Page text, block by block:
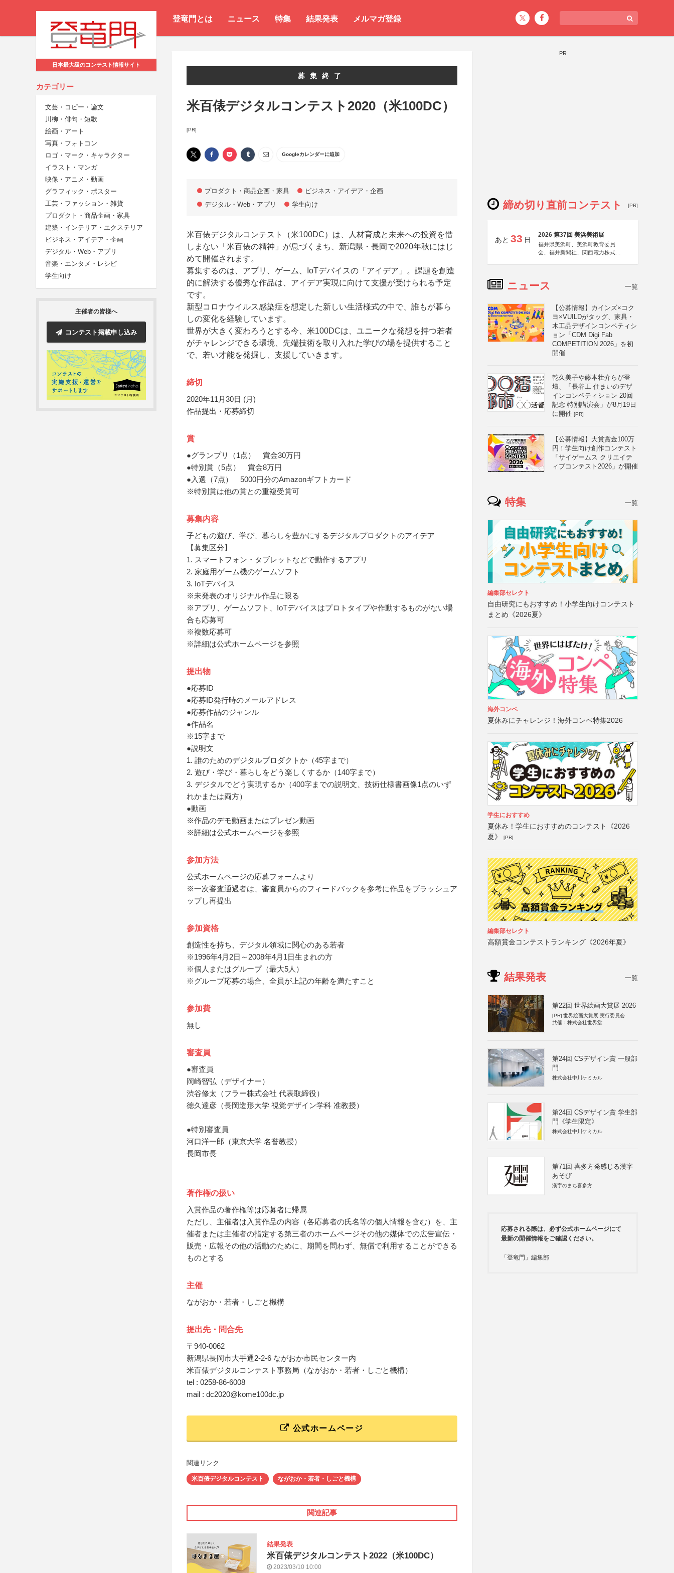
登竜門とは ニュース 特集 結果発表 メルマガ登録
日本最大級のコンテスト情報サイト
カテゴリー
文芸・コピー・論文
川柳・俳句・短歌
絵画・アート
写真・フォトコン
ロゴ・マーク・キャラクター
イラスト・マンガ
映像・アニメ・動画
グラフィック・ポスター
工芸・ファッション・雑貨
プロダクト・商品企画・家具
建築・インテリア・エクステリア
ビジネス・アイデア・企画
デジタル・Web・アプリ
音楽・エンタメ・レシピ
学生向け
主催者の皆様へ
コンテスト掲載申し込み
募集終了
米百俵デジタルコンテスト2020（米100DC）
[PR]
Googleカレンダーに追加
プロダクト・商品企画・家具
ビジネス・アイデア・企画
デジタル・Web・アプリ
学生向け
米百俵デジタルコンテスト（米100DC）は、人材育成と未来への投資を惜
しまない「米百俵の精神」が息づくまち、新潟県・長岡で2020年秋にはじ
めて開催されます。
募集するのは、アプリ、ゲーム、IoTデバイスの「アイデア」。課題を創造
的に解決する優秀な作品は、アイデア実現に向けて支援が受けられる予定
です。
新型コロナウイルス感染症を想定した新しい生活様式の中で、誰もが暮ら
しの変化を経験しています。
世界が大きく変わろうとする今、米100DCは、ユニークな発想を持つ若者
がチャレンジできる環境、先端技術を取り入れた学びの場を提供すること
で、若い才能を発掘し、支援していきます。
締切
2020年11月30日 (月)
作品提出・応募締切
賞
●グランプリ（1点） 賞金30万円
●特別賞（5点） 賞金8万円
●入選（7点） 5000円分のAmazonギフトカード
※特別賞は他の賞との重複受賞可
募集内容
子どもの遊び、学び、暮らしを豊かにするデジタルプロダクトのアイデア
【募集区分】
1. スマートフォン・タブレットなどで動作するアプリ
2. 家庭用ゲーム機のゲームソフト
3. IoTデバイス
※未発表のオリジナル作品に限る
※アプリ、ゲームソフト、IoTデバイスはプロトタイプや作動するものがない場
合も応募可
※複数応募可
※詳細は公式ホームページを参照
提出物
●応募ID
●応募ID発行時のメールアドレス
●応募作品のジャンル
●作品名
※15字まで
●説明文
1. 誰のためのデジタルプロダクトか（45字まで）
2. 遊び・学び・暮らしをどう楽しくするか（140字まで）
3. デジタルでどう実現するか（400字までの説明文、技術仕様書画像1点のいず
れかまたは両方）
●動画
※作品のデモ動画またはプレゼン動画
※詳細は公式ホームページを参照
参加方法
公式ホームページの応募フォームより
※一次審査通過者は、審査員からのフィードバックを参考に作品をブラッシュア
ップし再提出
参加資格
創造性を持ち、デジタル領域に関心のある若者
※1996年4月2日～2008年4月1日生まれの方
※個人またはグループ（最大5人）
※グループ応募の場合、全員が上記の年齢を満たすこと
参加費
無し
審査員
●審査員
岡崎智弘（デザイナー）
渋谷修太（フラー株式会社 代表取締役）
徳久達彦（長岡造形大学 視覚デザイン学科 准教授）
●特別審査員
河口洋一郎（東京大学 名誉教授）
長岡市長
著作権の扱い
入賞作品の著作権等は応募者に帰属
ただし、主催者は入賞作品の内容（各応募者の氏名等の個人情報を含む）を、主
催者または主催者の指定する第三者のホームページその他の媒体での広告宣伝・
販売・広報その他の活動のために、期間を問わず、無償で利用することができる
ものとする
主催
ながおか・若者・しごと機構
提出先・問合先
〒940-0062
新潟県長岡市大手通2-2-6 ながおか市民センター内
米百俵デジタルコンテスト事務局（ながおか・若者・しごと機構）
tel : 0258-86-6008
mail : dc2020@kome100dc.jp
公式ホームページ
関連リンク
米百俵デジタルコンテスト ながおか・若者・しごと機構
関連記事
結果発表
米百俵デジタルコンテスト2022（米100DC）
2023/03/10 10:00
PR
締め切り直前コンテスト [PR]
あと 33 日
2026 第37回 美浜美術展
福井県美浜町、美浜町教育委員
会、福井新聞社、関西電力株式会
ニュース 一覧
【公募情報】カインズ×コク
ヨ×VUILDがタッグ、家具・
木工品デザインコンペティシ
ョン「CDM Digi Fab
COMPETITION 2026」を初
開催
乾久美子や藤本壮介らが登
壇、「長谷工 住まいのデザ
インコンペティション 20回
記念 特別講演会」が8月19日
に開催 [PR]
【公募情報】大賞賞金100万
円！学生向け創作コンテスト
「サイゲームス クリエイテ
ィブコンテスト2026」が開催
特集 一覧
編集部セレクト
自由研究にもおすすめ！小学生向けコンテスト
まとめ《2026夏》
海外コンペ
夏休みにチャレンジ！海外コンペ特集2026
学生におすすめ
夏休み！学生におすすめのコンテスト《2026
夏》
[PR]
編集部セレクト
高額賞金コンテストランキング《2026年夏》
結果発表 一覧
第22回 世界絵画大賞展 2026
[PR] 世界絵画大賞展 実行委員会
共催：株式会社世界堂
第24回 CSデザイン賞 一般部
門
株式会社中川ケミカル
第24回 CSデザイン賞 学生部
門《学生限定》
株式会社中川ケミカル
第71回 喜多方発感じる漢字
あそび
漢字のまち喜多方
応募される際は、必ず公式ホームページにて
最新の開催情報をご確認ください。
「登竜門」編集部